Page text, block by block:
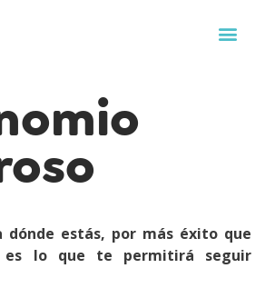
estás, por más éxito que
es lo que te permitirá seguir